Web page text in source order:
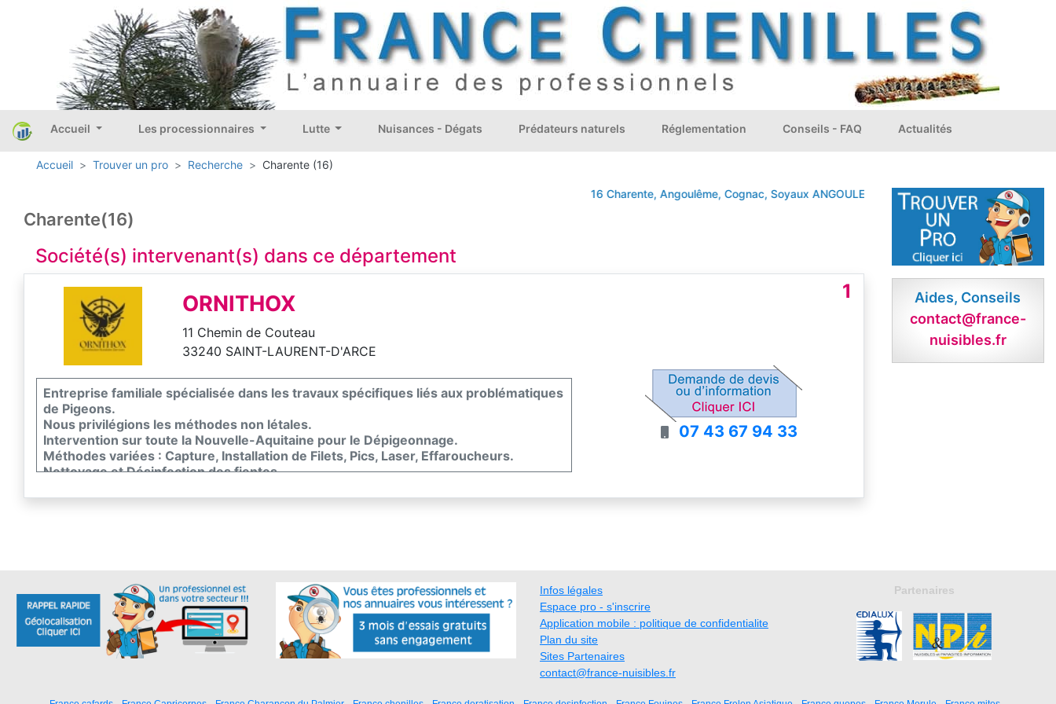
Accueil Les processionnaires Lutte Nuisances - Dégats Prédateurs naturels Réglementation Conseils - FAQ Actualités
Accueil Trouver un pro Recherche Charente (16)
16 Charente, Angoulême, Cognac, SoyauxANGOULEME BERNAC COGNAC L'Isle-
Charente(16)
Société(s) intervenant(s) dans ce département
1
ORNITHOX
11 Chemin de Couteau
33240 SAINT-LAURENT-D'ARCE
Entreprise familiale spécialisée dans les travaux spécifiques liés aux problématiques
de Pigeons.
Nous privilégions les méthodes non létales.
Intervention sur toute la Nouvelle-Aquitaine pour le Dépigeonnage.
Méthodes variées : Capture, Installation de Filets, Pics, Laser, Effaroucheurs.
Nettoyage et Désinfection des fientes.
07 43 67 94 33
Aides, Conseils
contact@france-
nuisibles.fr
Infos légales
Espace pro - s'inscrire
Application mobile : politique de confidentialite
Plan du site
Sites Partenaires
contact@france-nuisibles.fr
Partenaires